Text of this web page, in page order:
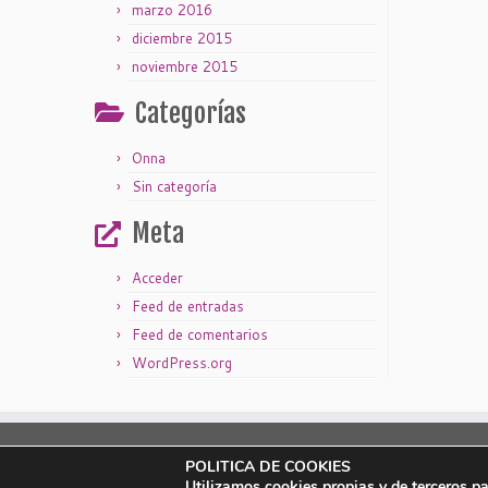
marzo 2016
diciembre 2015
noviembre 2015
Categorías
Onna
Sin categoría
Meta
Acceder
Feed de entradas
Feed de comentarios
WordPress.org
Política de privacidad| Política de cookies
POLITICA DE COOKIES